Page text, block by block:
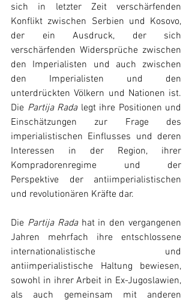
sich in letzter Zeit verschärfenden
Konflikt zwischen Serbien und Kosovo,
der ein Ausdruck, der sich
verschärfenden Widersprüche zwischen
den Imperialisten und auch zwischen
den Imperialisten und den
unterdrückten Völkern und Nationen ist.
Die Partija Rada legt ihre Positionen und
Einschätzungen zur Frage des
imperialistischen Einflusses und deren
Interessen in der Region, ihrer
Kompradorenregime und der
Perspektive der antiimperialistischen
und revolutionären Kräfte dar.
Die Partija Rada hat in den vergangenen
Jahren mehrfach ihre entschlossene
internationalistische und
antiimperialistische Haltung bewiesen,
sowohl in ihrer Arbeit in Ex-Jugoslawien,
als auch gemeinsam mit anderen